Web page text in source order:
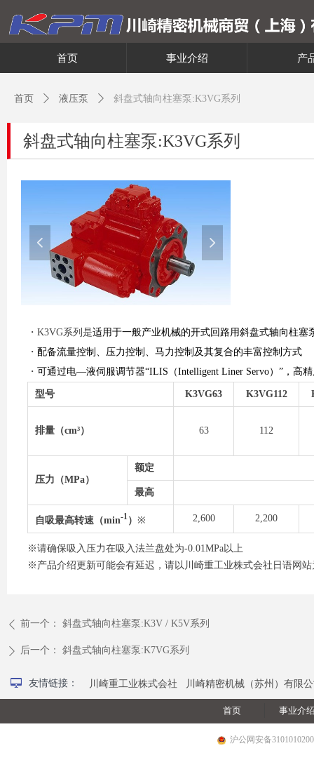
首页 事业介绍 产
斜盘式轴向柱塞泵:K3VG系列
넳 넲
・K3VG系列是适用于一般产业机械的开式回路用斜盘式轴向柱塞
・ 配备流量控制、压力控制、马力控制及其复合的丰富控制方式
・ 可通过电—液伺服调节器“ILIS（Intelligent Liner Servo）”，高
型号 K3VG63 K3VG112
排量（cm³） 63 112
压力（MPa）
额定
最高
自吸最高转速（min-1） ※ 2,600 2,200
※请确保吸入压力在吸入法兰盘处为-0.01MPa以上
※产品介绍更新可能会有延迟，请以川崎重工业株式会社日语网站
首页 ꄲ 液压泵 ꄲ 斜盘式轴向柱塞泵:K3VG系列
ꄴ 前一个： 斜盘式轴向柱塞泵:K3V / K5V系列
ꄲ 后一个： 斜盘式轴向柱塞泵:K7VG系列
首页 事业介
川崎重工业株式会社 川崎精密机械（苏州）有限
友情链接：
넡
沪公网安备